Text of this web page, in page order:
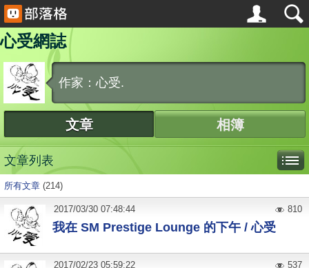
心受網誌
作家：心受.
文章 相簿
文章列表
所有文章 (214)
我在 SM Prestige Lounge 的下午 / 心受
2017/03/30 07:48:44 810
2017/02/23 05:59:22 537